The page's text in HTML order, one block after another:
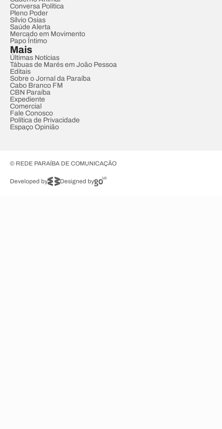
Conversa Política
Pleno Poder
Sílvio Osias
Saúde Alerta
Mercado em Movimento
Papo Íntimo
Mais
Últimas Notícias
Tábuas de Marés em João Pessoa
Editais
Sobre o Jornal da Paraíba
Cabo Branco FM
CBN Paraíba
Expediente
Comercial
Fale Conosco
Política de Privacidade
Espaço Opinião
© REDE PARAÍBA DE COMUNICAÇÃO
Developed by Designed by